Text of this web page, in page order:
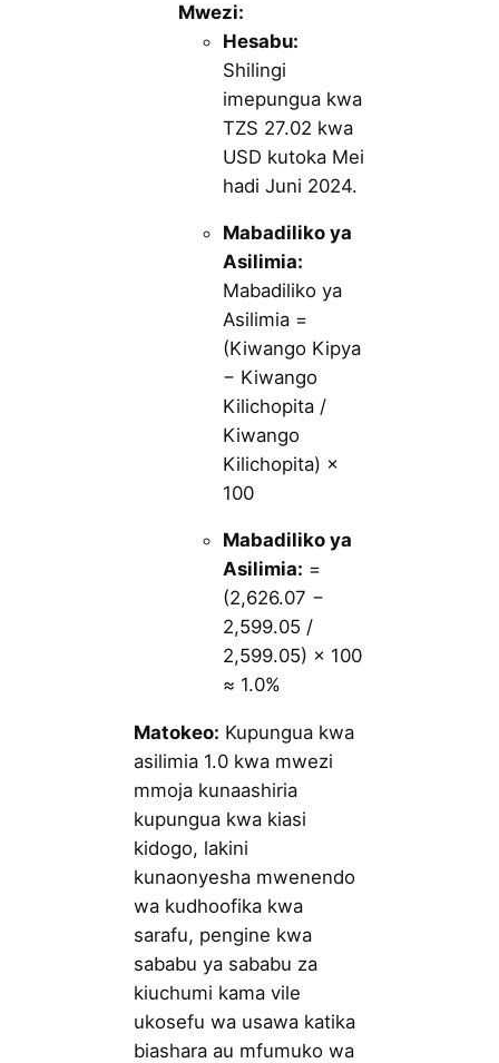
Mwezi:
Hesabu:
Shilingi
imepungua kwa
TZS 27.02 kwa
USD kutoka Mei
hadi Juni 2024.
Mabadiliko ya
Asilimia:
Mabadiliko ya
Asilimia =
(Kiwango Kipya
− Kiwango
Kilichopita /
Kiwango
Kilichopita) ×
100
Mabadiliko ya
Asilimia: =
(2,626.07 −
2,599.05 /
2,599.05) × 100
≈ 1.0%
Matokeo: Kupungua kwa
asilimia 1.0 kwa mwezi
mmoja kunaashiria
kupungua kwa kiasi
kidogo, lakini
kunaonyesha mwenendo
wa kudhoofika kwa
sarafu, pengine kwa
sababu ya sababu za
kiuchumi kama vile
ukosefu wa usawa katika
biashara au mfumuko wa